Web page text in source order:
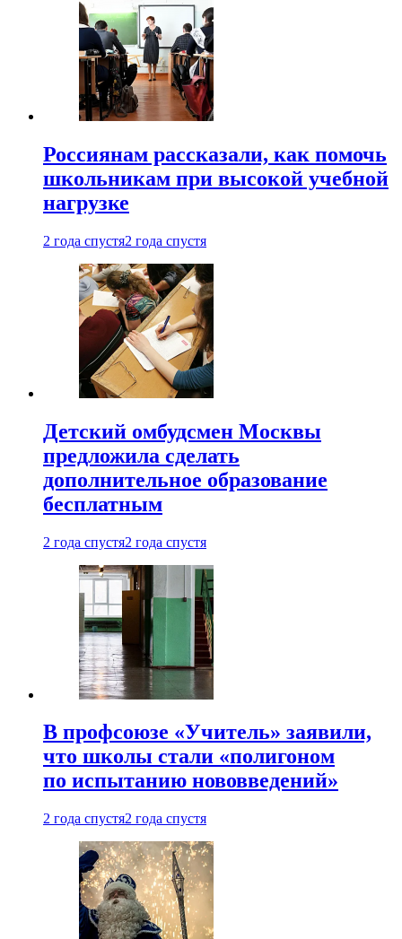
Россиянам рассказали, как помочь
школьникам при высокой учебной
нагрузке
2 года спустя2 года спустя
Детский омбудсмен Москвы
предложила сделать
дополнительное образование
бесплатным
2 года спустя2 года спустя
В профсоюзе «Учитель» заявили,
что школы стали «полигоном
по испытанию нововведений»
2 года спустя2 года спустя